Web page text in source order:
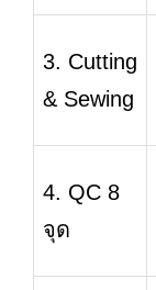
3. Cutting
& Sewing
4. QC 8
จุด